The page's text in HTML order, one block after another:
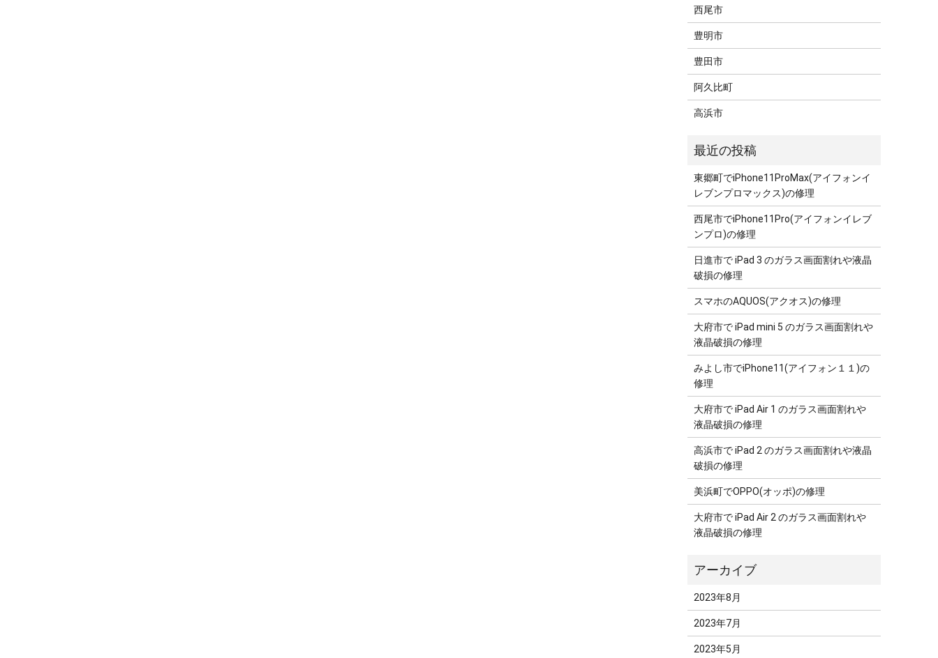
西尾市
豊明市
豊田市
阿久比町
高浜市
東郷町でiPhone11ProMax(アイフォンイ
レブンプロマックス)の修理
西尾市でiPhone11Pro(アイフォンイレブ
ンプロ)の修理
日進市で iPad 3 のガラス画面割れや液晶
破損の修理
スマホのAQUOS(アクオス)の修理
大府市で iPad mini 5 のガラス画面割れや
液晶破損の修理
みよし市でiPhone11(アイフォン１１)の
修理
大府市で iPad Air 1 のガラス画面割れや
液晶破損の修理
高浜市で iPad 2 のガラス画面割れや液晶
破損の修理
美浜町でOPPO(オッポ)の修理
大府市で iPad Air 2 のガラス画面割れや
液晶破損の修理
2023年8月
2023年7月
2023年5月